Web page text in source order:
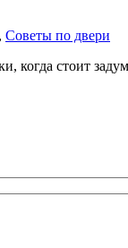
, Советы по двери
когда стоит